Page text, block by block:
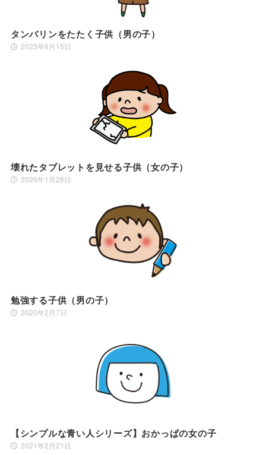
タンバリンをたたく子供（男の子）
2023年6月15日
壊れたタブレットを見せる子供（女の子）
2026年1月28日
勉強する子供（男の子）
2020年2月7日
【シンプルな青い人シリーズ】おかっぱの女の子
2021年2月21日